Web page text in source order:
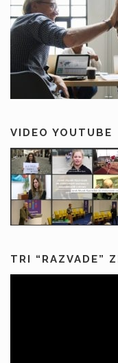
VIDEO YOUTUBE
TRI “RAZVADE”